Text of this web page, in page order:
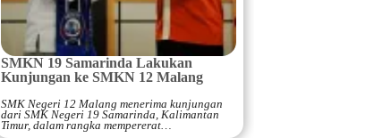
SMKN 19 Samarinda Lakukan
Kunjungan ke SMKN 12 Malang
SMK Negeri 12 Malang menerima kunjungan
dari SMK Negeri 19 Samarinda, Kalimantan
Timur, dalam rangka mempererat…